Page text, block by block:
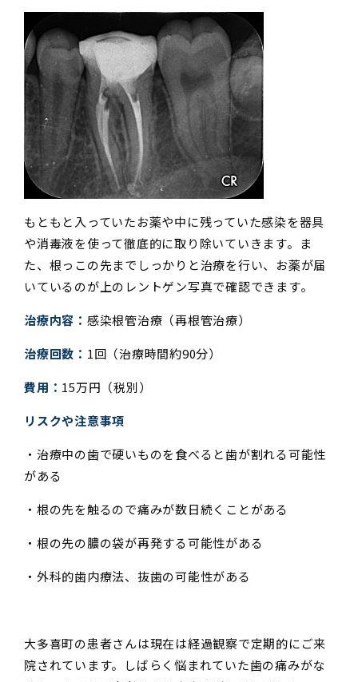
もともと入っていたお薬や中に残っていた感染を器具
や消毒液を使って徹底的に取り除いていきます。ま
た、根っこの先までしっかりと治療を行い、お薬が届
いているのが上のレントゲン写真で確認できます。
治療内容： 感染根管治療（再根管治療）
治療回数： 1回（治療時間約90分）
費用： 15万円（税別）
リスクや注意事項
・治療中の歯で硬いものを食べると歯が割れる可能性
がある
・根の先を触るので痛みが数日続くことがある
・根の先の膿の袋が再発する可能性がある
・外科的歯内療法、抜歯の可能性がある
大多喜町の患者さんは現在は経過観察で定期的にご来
院されています。しばらく悩まれていた歯の痛みがな